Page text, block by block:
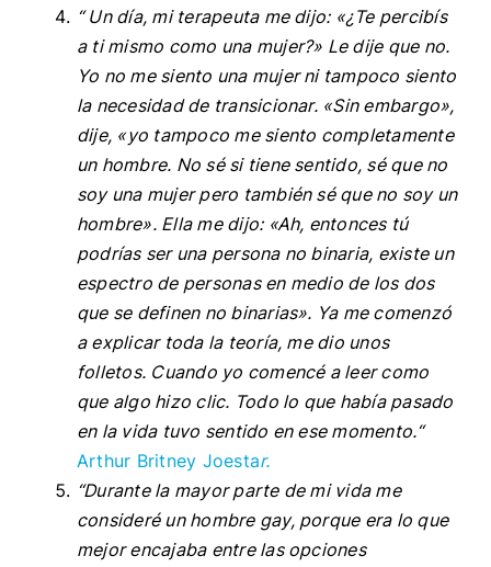
“ Un día, mi terapeuta me dijo: «¿Te percibís
a ti mismo como una mujer?» Le dije que no.
Yo no me siento una mujer ni tampoco siento
la necesidad de transicionar. «Sin embargo»,
dije, «yo tampoco me siento completamente
un hombre. No sé si tiene sentido, sé que no
soy una mujer pero también sé que no soy un
hombre». Ella me dijo: «Ah, entonces tú
podrías ser una persona no binaria, existe un
espectro de personas en medio de los dos
que se definen no binarias». Ya me comenzó
a explicar toda la teoría, me dio unos
folletos. Cuando yo comencé a leer como
que algo hizo clic. Todo lo que había pasado
en la vida tuvo sentido en ese momento.“
Arthur Britney Joestar.
“Durante la mayor parte de mi vida me
consideré un hombre gay, porque era lo que
mejor encajaba entre las opciones